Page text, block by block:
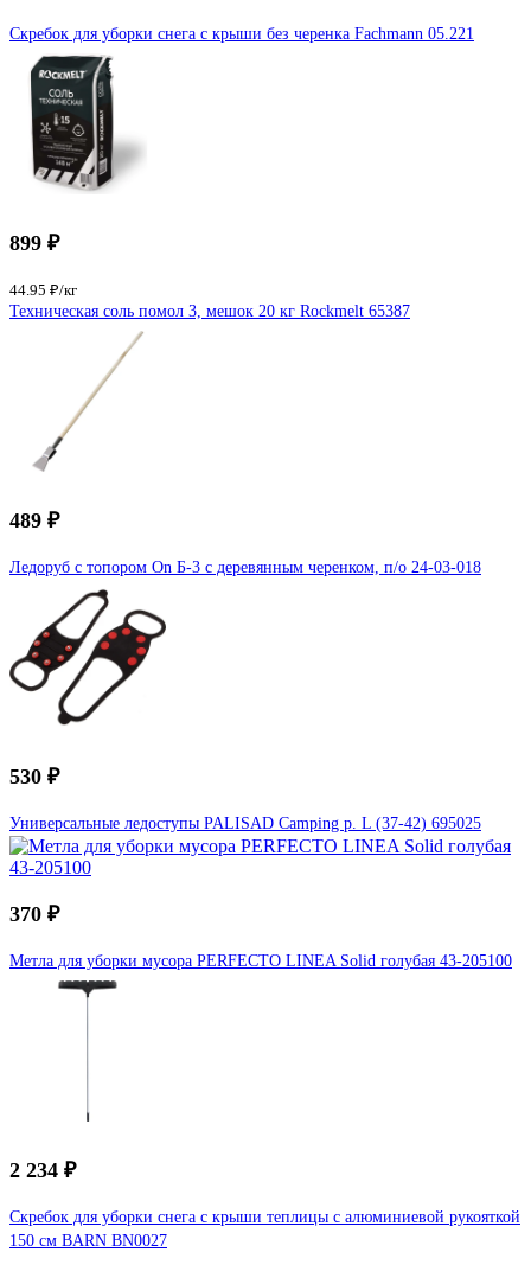
Скребок для уборки снега с крыши без черенка Fachmann 05.221
899 ₽
44.95 ₽/кг
Техническая соль помол 3, мешок 20 кг Rockmelt 65387
489 ₽
Ледоруб с топором On Б-3 с деревянным черенком, п/о 24-03-018
530 ₽
Универсальные ледоступы PALISAD Camping р. L (37-42) 695025
370 ₽
Метла для уборки мусора PERFECTO LINEA Solid голубая 43-205100
2 234 ₽
Скребок для уборки снега с крыши теплицы с алюминиевой рукояткой
150 см BARN BN0027